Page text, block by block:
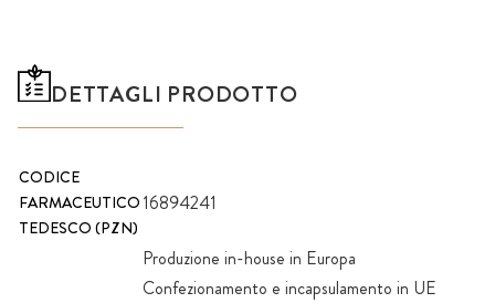
DETTAGLI PRODOTTO
CODICE
FARMACEUTICO
TEDESCO (PZN)
16894241
Produzione in-house in Europa
Confezionamento e incapsulamento in UE